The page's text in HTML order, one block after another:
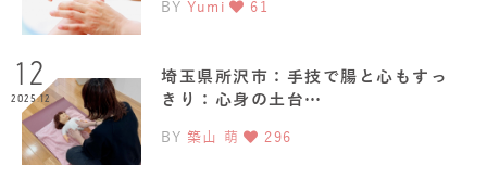
BY Yumi 61
12
2025.12
埼玉県所沢市：手技で腸と心もすっ
きり：心身の土台…
BY 築山 萌 296